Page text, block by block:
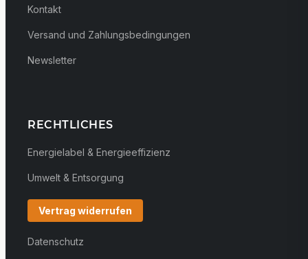
Kontakt
Versand und Zahlungsbedingungen
Newsletter
RECHTLICHES
Energielabel & Energieeffizienz
Umwelt & Entsorgung
Vertrag widerrufen
Datenschutz